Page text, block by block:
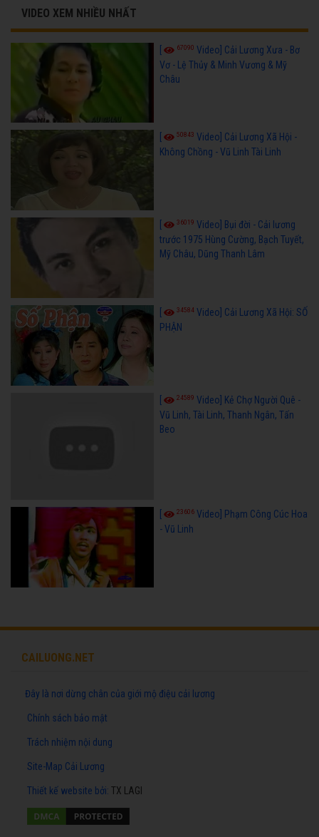
VIDEO XEM NHIỀU NHẤT
[ 67090 Video] Cải Lương Xưa - Bơ
Vơ - Lệ Thủy & Minh Vương & Mỹ
Châu
50843 Video] Cải Lương Xã Hội -
Không Chồng - Vũ Linh Tài Linh
36019 Video] Bụi đời - Cải lương
trước 1975 Hùng Cường, Bạch Tuyết,
Mỹ Châu, Dũng Thanh Lâm
34584 Video] Cải Lương Xã Hội: SỐ
PHẬN
24589 Video] Kẻ Chợ Người Quê -
Vũ Linh, Tài Linh, Thanh Ngân, Tấn
Beo
23606 Video] Phạm Công Cúc Hoa
- Vũ Linh
CAILUONG.NET
Đây là nơi dừng chân của giới mộ điệu cải lương
Chính sách bảo mật
Trách nhiệm nội dung
Site-Map Cải Lương
Thiết kế website bởi: TX LAGI